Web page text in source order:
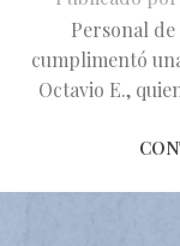
Personal
cumplimentó
Octavio E.,